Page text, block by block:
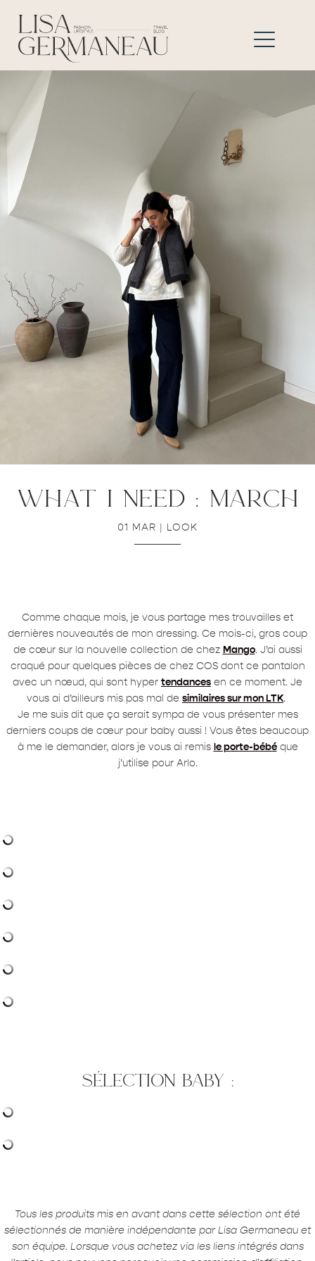
what i need : march
01 MAR | LOOK
Comme chaque mois, je vous partage mes trouvailles et
dernières nouveautés de mon dressing. Ce mois-ci, gros coup
de cœur sur la nouvelle collection de chez Mango. J’ai aussi
craqué pour quelques pièces de chez COS dont ce pantalon
avec un nœud, qui sont hyper tendances en ce moment. Je
vous ai d’ailleurs mis pas mal de similaires sur mon LTK.
Je me suis dit que ça serait sympa de vous présenter mes
derniers coups de cœur pour baby aussi ! Vous êtes beaucoup
à me le demander, alors je vous ai remis le porte-bébéque
j’utilise pour Arlo.
sélection baby :
Tous les produits mis en avant dans cette sélection ont été
sélectionnés de manière indépendante par Lisa Germaneau et
son équipe. Lorsque vous achetez via les liens intégrés dans